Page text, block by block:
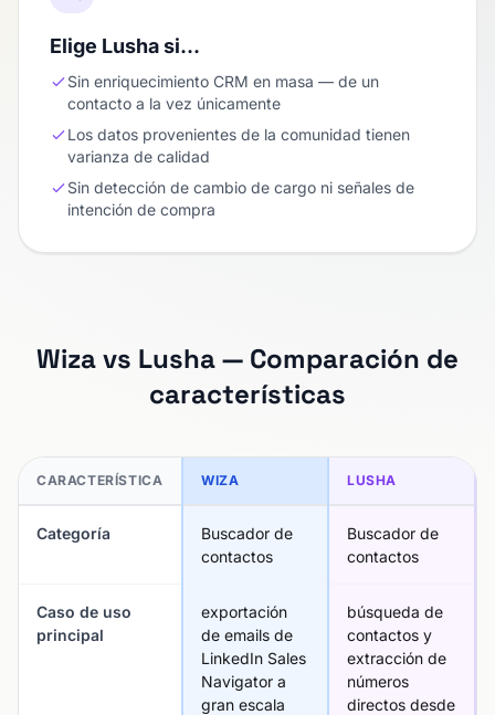
Elige Lusha si…
Sin enriquecimiento CRM en masa — de un
contacto a la vez únicamente
Los datos provenientes de la comunidad tienen
varianza de calidad
Sin detección de cambio de cargo ni señales de
intención de compra
Wiza vs Lusha — Comparación de
características
CARACTERÍSTICA WIZA LUSHA
Categoría
Buscador de
contactos
Buscador de
contactos
Caso de uso
principal
exportación
de emails de
LinkedIn Sales
Navigator a
gran escala
búsqueda de
contactos y
extracción de
números
directos desde